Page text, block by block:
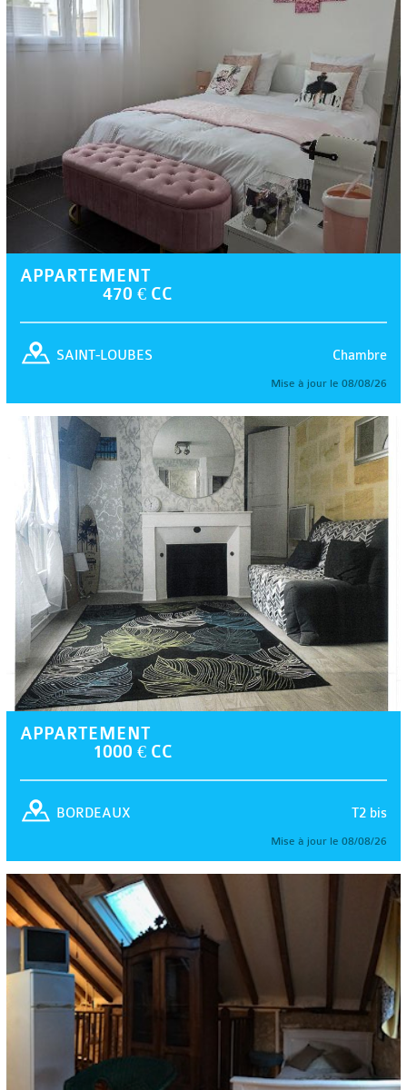
APPARTEMENT
470 € CC
Chambre
SAINT-LOUBES
Mise à jour le 08/08/26
APPARTEMENT
1000 € CC
T2 bis
BORDEAUX
Mise à jour le 08/08/26